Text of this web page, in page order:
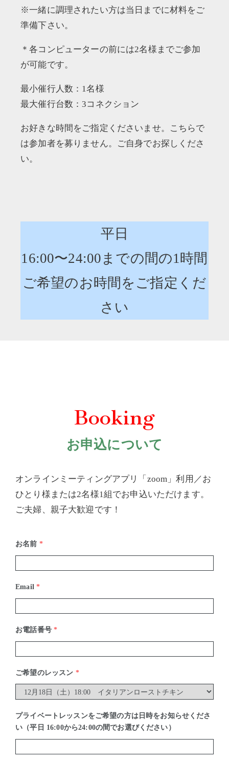
※一緒に調理されたい方は当日までに材料をご
準備下さい。
＊各コンピューターの前には2名様までご参加
が可能です。
最小催行人数：1名様
最大催行台数：3コネクション
お好きな時間をご指定くださいませ。こちらで
は参加者を募りません。ご自身でお探しくださ
い。
平日
16:00〜24:00までの間の1時間
ご希望のお時間をご指定くだ
さい
Booking
お申込について
オンラインミーティングアプリ「zoom」利用／お
ひとり様または2名様1組でお申込いただけます。
ご夫婦、親子大歓迎です！
お名前 *
Email *
お電話番号 *
ご希望のレッスン *
プライベートレッスンをご希望の方は日時をお知らせくださ
い（平日 16:00から24:00の間でお選びください）